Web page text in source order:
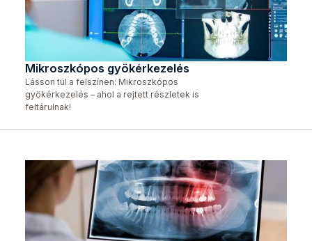
Mikroszkópos gyökérkezelés
Lásson túl a felszínen: Mikroszkópos
gyökérkezelés – ahol a rejtett részletek is
feltárulnak!